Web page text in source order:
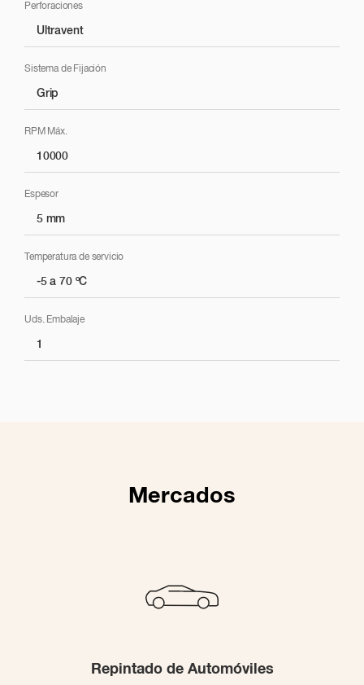
Lijado para esfumado
Acabado final / Rectificado
Perforaciones
Ultravent
Sistema de Fijación
Grip
RPM Máx.
10000
Espesor
5 mm
Temperatura de servicio
-5 a 70 ºC
Uds. Embalaje
1
Mercados
Repintado de Automóviles